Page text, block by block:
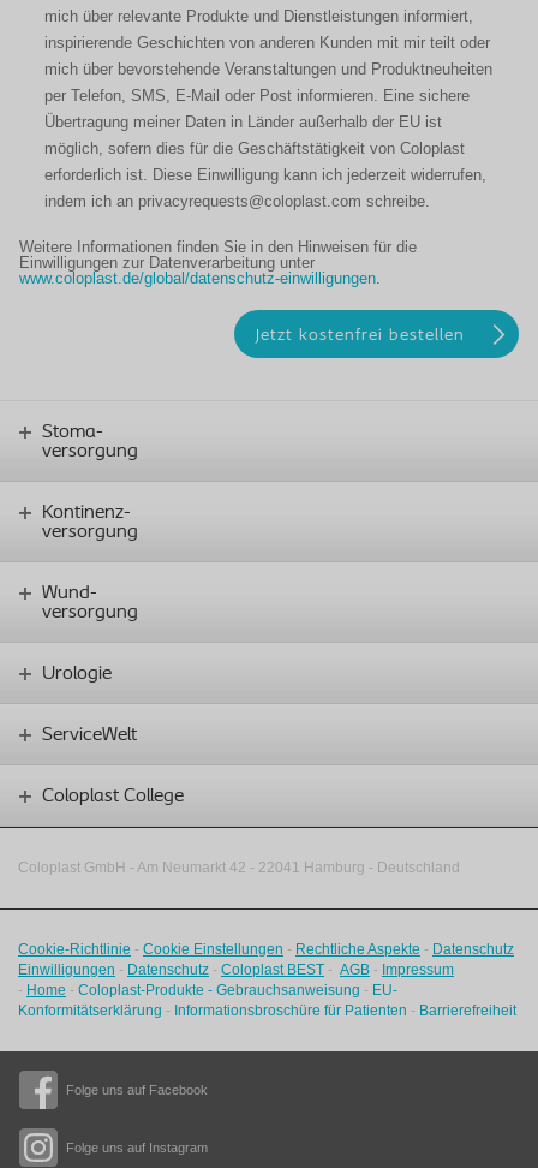
mich über relevante Produkte und Dienstleistungen informiert,
inspirierende Geschichten von anderen Kunden mit mir teilt oder
mich über bevorstehende Veranstaltungen und Produktneuheiten
per Telefon, SMS, E-Mail oder Post informieren. Eine sichere
Übertragung meiner Daten in Länder außerhalb der EU ist
möglich, sofern dies für die Geschäftstätigkeit von Coloplast
erforderlich ist. Diese Einwilligung kann ich jederzeit widerrufen,
indem ich an privacyrequests@coloplast.com schreibe.
Weitere Informationen finden Sie in den Hinweisen für die
Einwilligungen zur Datenverarbeitung unter
www.coloplast.de/global/datenschutz-einwilligungen.
Folge uns auf Facebook
Folge uns auf Instagram
Stoma-
versorgung
Kontinenz-
versorgung
Wund-
versorgung
Urologie
ServiceWelt
Coloplast College
Coloplast GmbH - Am Neumarkt 42 ‑ 22041 Hamburg - Deutschland
Cookie-Richtlinie - Cookie Einstellungen - Rechtliche Aspekte - Datenschutz
Einwilligungen - Datenschutz - Coloplast BEST - AGB - Impressum
- Home - Coloplast-Produkte - Gebrauchsanweisung - EU-
Konformitätserklärung - Informationsbroschüre für Patienten - Barrierefreiheit